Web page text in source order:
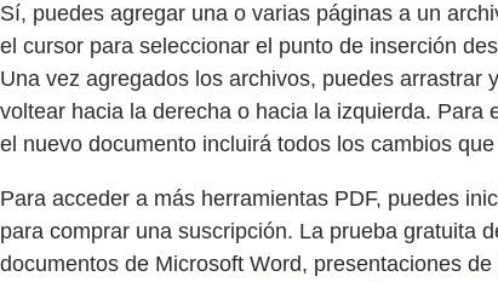
Sí, puedes agregar una o varias páginas a un
el cursor para seleccionar el punto de inserción
Una vez agregados los archivos, puedes
voltear hacia la derecha o hacia la izquierda.
el nuevo documento incluirá todos los cambios
Para acceder a más herramientas PDF, puedes
para comprar una suscripción. La prueba gratuita
documentos de Microsoft Word, presentaciones